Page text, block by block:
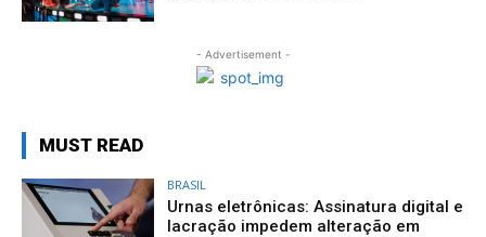
- Advertisement -
MUST READ
BRASIL
Urnas eletrônicas: Assinatura digital e
lacração impedem alteração em